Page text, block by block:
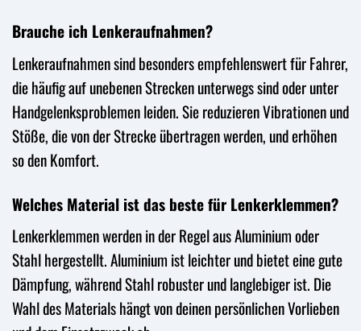
Brauche ich Lenkeraufnahmen?
Lenkeraufnahmen sind besonders empfehlenswert für Fahrer,
die häufig auf unebenen Strecken unterwegs sind oder unter
Handgelenksproblemen leiden. Sie reduzieren Vibrationen und
Stöße, die von der Strecke übertragen werden, und erhöhen
so den Komfort.
Welches Material ist das beste für Lenkerklemmen?
Lenkerklemmen werden in der Regel aus Aluminium oder
Stahl hergestellt. Aluminium ist leichter und bietet eine gute
Dämpfung, während Stahl robuster und langlebiger ist. Die
Wahl des Materials hängt von deinen persönlichen Vorlieben